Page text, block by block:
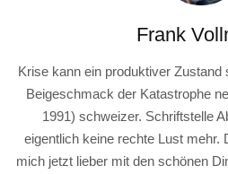
Frank
Krise kann ein produktiver
Beigeschmack der Katastrophe
1991) schweizer. Schriftstelle
eigentlich keine rechte Lust mehr.
mich jetzt lieber mit den schönen